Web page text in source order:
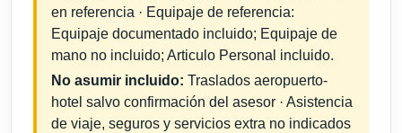
en referencia · Equipaje de referencia:
Equipaje documentado incluido; Equipaje de
mano no incluido; Articulo Personal incluido.
No asumir incluido: Traslados aeropuerto-
hotel salvo confirmación del asesor · Asistencia
de viaje, seguros y servicios extra no indicados